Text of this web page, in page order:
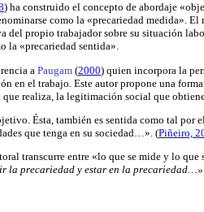
) ha construido el concepto de abordaje
como la «precariedad medida».
del propio trabajador sobre su situación
la «precariedad sentida».
a Paugam (2000) quien incorpora la
en el trabajo. Este autor propone una
realiza, la legitimación social que
Ésta, también es sentida como tal por
que tenga en su sociedad…». (Piñeiro,
transcurre entre «lo que se mide y lo que
la precariedad y estar en la precariedad…»